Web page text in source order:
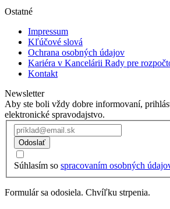
Ostatné
Impressum
Kľúčové slová
Ochrana osobných údajov
Kariéra v Kancelárii Rady pre
Kontakt
Newsletter
Aby ste boli vždy dobre informovaní,
elektronické spravodajstvo.
Odoslať
Súhlasím so spracovaním osobných
Formulár sa odosiela. Chvíľku strpenia.